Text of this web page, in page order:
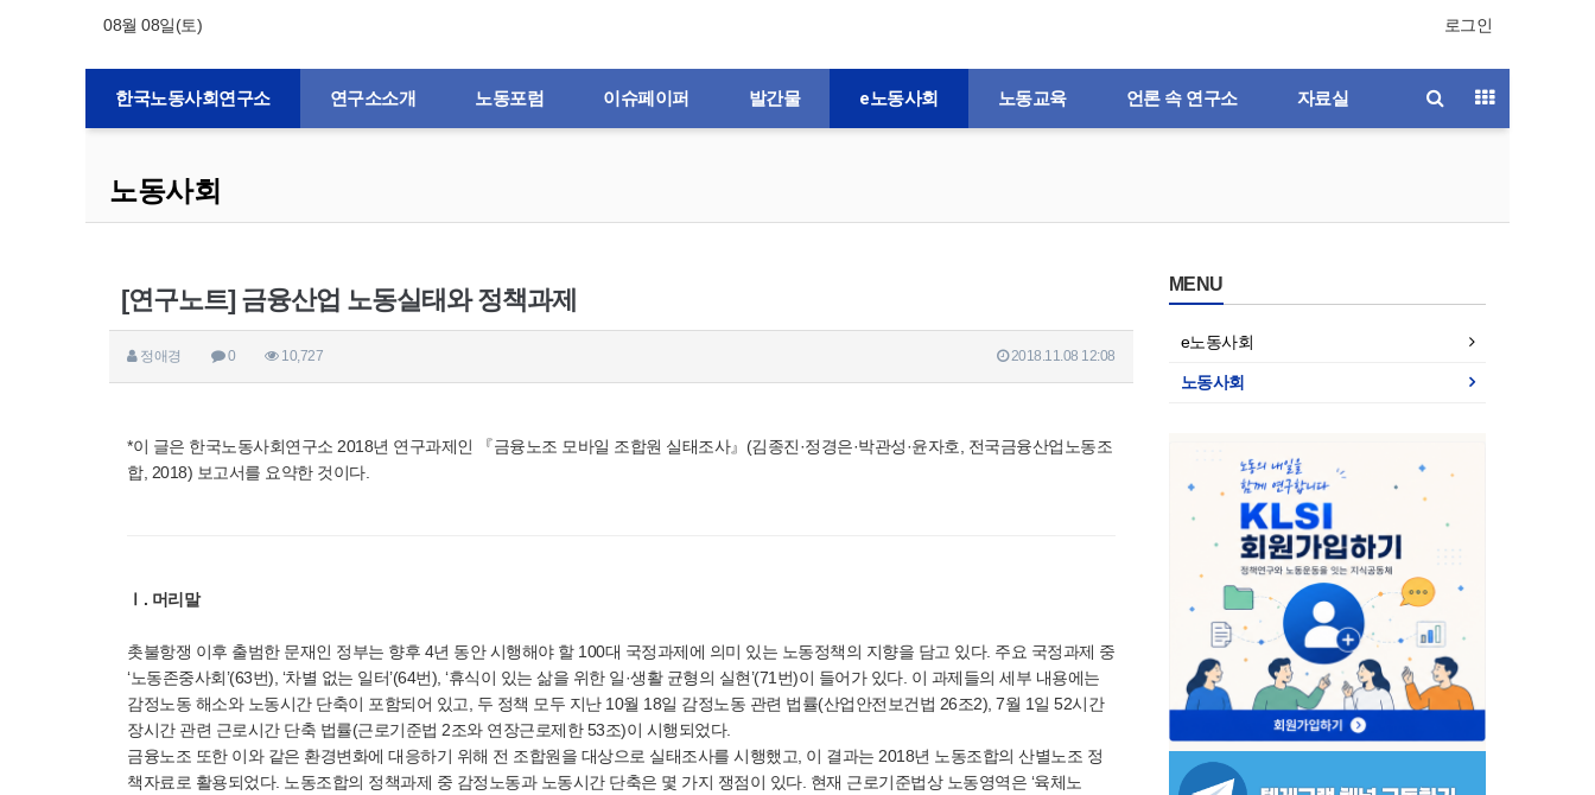
08월 08일(토) 로그인
한국노동사회연구소 연구소소개 노동포럼 이슈페이퍼 발간물 e노동사회 노동교육 언론 속 연구소 자료실
노동사회
[연구노트] 금융산업 노동실태와 정책과제
정애경 0 10,727 2018.11.08 12:08
*이 글은 한국노동사회연구소 2018년 연구과제인 『금융노조 모바일 조합원 실태조사』(김종진·정경은·박관성·윤자호, 전국금융산업노동조
합, 2018) 보고서를 요약한 것이다.
Ⅰ. 머리말
촛불항쟁 이후 출범한 문재인 정부는 향후 4년 동안 시행해야 할 100대 국정과제에 의미 있는 노동정책의 지향을 담고 있다. 주요 국정과제 중
‘노동존중사회’(63번), ‘차별 없는 일터’(64번), ‘휴식이 있는 삶을 위한 일·생활 균형의 실현’(71번)이 들어가 있다. 이 과제들의 세부 내용에는
감정노동 해소와 노동시간 단축이 포함되어 있고, 두 정책 모두 지난 10월 18일 감정노동 관련 법률(산업안전보건법 26조2), 7월 1일 52시간
장시간 관련 근로시간 단축 법률(근로기준법 2조와 연장근로제한 53조)이 시행되었다.
금융노조 또한 이와 같은 환경변화에 대응하기 위해 전 조합원을 대상으로 실태조사를 시행했고, 이 결과는 2018년 노동조합의 산별노조 정
책자료로 활용되었다. 노동조합의 정책과제 중 감정노동과 노동시간 단축은 몇 가지 쟁점이 있다. 현재 근로기준법상 노동영역은 ‘육체노
MENU
e노동사회
노동사회